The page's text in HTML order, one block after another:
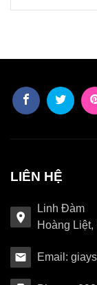
LIÊN HỆ
Linh Đàm
Hoàng
Email: